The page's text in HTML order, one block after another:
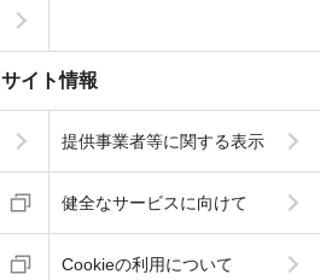
サイト情報
提供事業者等に関する表示
健全なサービスに向けて
Cookieの利用について